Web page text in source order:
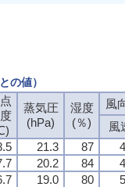
値）
蒸気圧
(hPa)
湿度
(％)
風
風
21.3 87
20.2 84
19.0 80
蒸気圧
(hPa)
湿度
(％)
風
風
21.3 87
20.2 84
19.0 80
蒸気圧
(hPa)
湿度
(％)
風
風
21.3 87
20.2 84
19.0 80
蒸気圧
(hPa)
湿度
(％)
風
風
21.3 87
20.2 84
19.0 80